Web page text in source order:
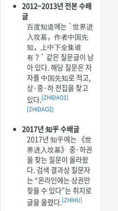
2012~2013년 전본 수배
글
百度知道에는 `世界进
入坟墓，作者中国先
知，上中下全集谁
有？` 같은 질문글이 남
아 있다. 해당 질문은 저
자를 中国先知로 적고,
상·중·하 전집을 찾고
있다.[ZHIDAO1]
[ZHIDAO2]
2017년 知乎 수배글
2017년 知乎에는 《世
界进入坟墓》 중·하권
을 찾는 질문이 올라왔
다. 검색 결과상 질문자
는 “온라인에는 상권만
찾을 수 있다”는 취지로
글을 올렸다.[ZHIHU]